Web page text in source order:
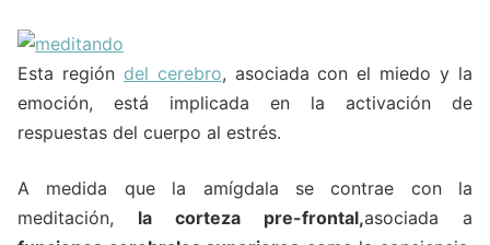
Esta región del cerebro, asociada con el miedo y la
emoción, está implicada en la activación de
respuestas del cuerpo al estrés.
A medida que la amígdala se contrae con la
meditación, la corteza pre-frontal,asociada a